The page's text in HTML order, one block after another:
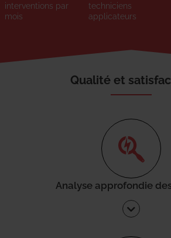
interventions par
mois
techniciens
applicateurs
Qualité et
Analyse approfondie